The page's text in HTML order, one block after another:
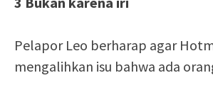
Pelapor Leo berharap agar
mengalihkan isu bahwa ada